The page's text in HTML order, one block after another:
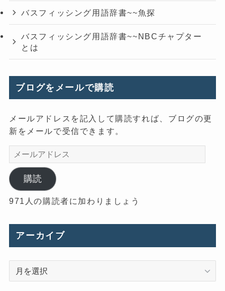
バスフィッシング用語辞書~~魚探
バスフィッシング用語辞書~~NBCチャプター
とは
ブログをメールで購読
メールアドレスを記入して購読すれば、ブログの更
新をメールで受信できます。
メ
ー
ル
ア
ド
ス
購読
971人の購読者に加わりましょう
アーカイブ